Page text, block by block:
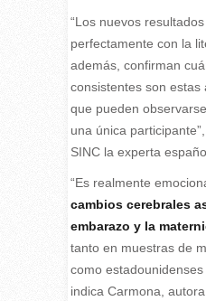
“Los nuevos
perfectamente con la
además, confirman
consistentes son estas
que pueden
una única
SINC la experta
“Es realmente
cambios cerebrales
embarazo y la
tanto en muestras de
como estadounidenses
indica Carmona,